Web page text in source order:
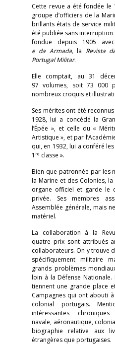
Cette revue a été fondée le
groupe d’officiers de la
brillants états de service
été publiée sans interruption
fondue depuis 1905
e da Armada,la Revista
Portugal Militar.
Elle comptait, au 31
97 volumes, soit 73 000
nombreux croquis et
Ses mérites ont été
1928, lui a concédé la
l’Épée », et celle du «
Artistique », et par
qui, en 1932, lui a conféré
1 re classe ».
Bien que patronnée par les
la Marine et des Colonies, la
organe officiel et garde le
privée. Ses membres
Assemblée générale, mais
matériel.
La collaboration à la
quatre prix sont attribués
collaborateurs. On y trouve
spécifiquement militaire
grands problèmes
loin à la Défense
tiennent une grande place
Campagnes qui ont abouti
colonial portugais.
intéressantes
navale, aéronautique,
biographie relative aux
étrangères que portugaises.